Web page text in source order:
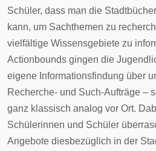
Schüler, dass man die
kann, um Sachthemen zu
vielfältige Wissensgebiete zu
Actionbounds gingen die
eigene Informationsfindung über
Recherche- und Such-Aufträge –
ganz klassisch analog vor Ort.
Schülerinnen und Schüler
Angebote diesbezüglich in der